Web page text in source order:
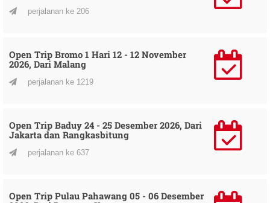
perjalanan ke 206
Open Trip Bromo 1 Hari 12 - 12 November
2026, Dari Malang
perjalanan ke 1219
Open Trip Baduy 24 - 25 Desember 2026, Dari
Jakarta dan Rangkasbitung
perjalanan ke 637
Open Trip Pulau Pahawang 05 - 06 Desember